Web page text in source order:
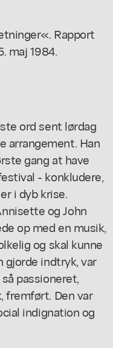
Rapport
maj 1984.
ord sent lørdag
arrangement. Han
gang at have
- konkludere,
i dyb krise.
og John
op med en musik,
og skal kunne
gjorde indtryk, var
passioneret,
fremført. Den var
indignation og